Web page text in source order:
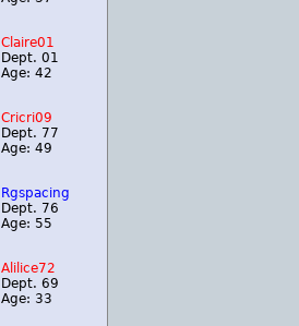
Claire01
Dept. 01
Age: 42
Cricri09
Dept. 77
Age: 49
Rgspacing
Dept. 76
Age: 55
Alilice72
Dept. 69
Age: 33